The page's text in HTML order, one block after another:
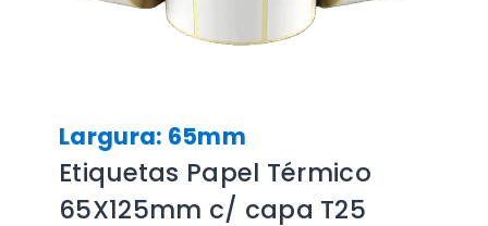
Largura: 65mm
Etiquetas Papel Térmico
65X125mm c/ capa T25